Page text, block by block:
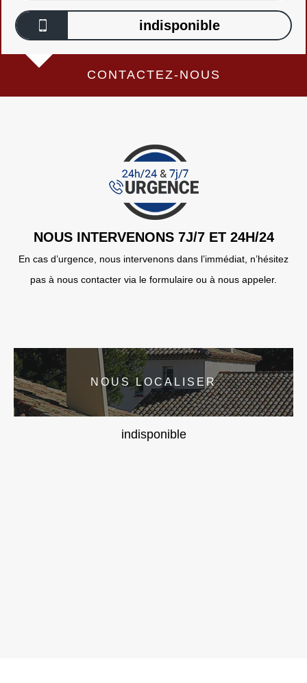
indisponible
CONTACTEZ-NOUS
NOUS INTERVENONS 7J/7 ET 24H/24
En cas d’urgence, nous intervenons dans l’immédiat, n’hésitez
pas à nous contacter via le formulaire ou à nous appeler.
NOUS LOCALISER
indisponible